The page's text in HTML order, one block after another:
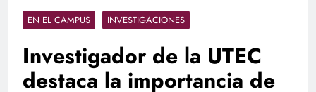
EN EL CAMPUS INVESTIGACIONES
Investigador de la UTEC
destaca la importancia de